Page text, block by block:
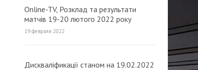
Online-TV, Розклад та результати
матчів 19-20 лютого 2022 року
(оновлюється)
19 февраля 2022
Дискваліфикації станом на 19.02.2022